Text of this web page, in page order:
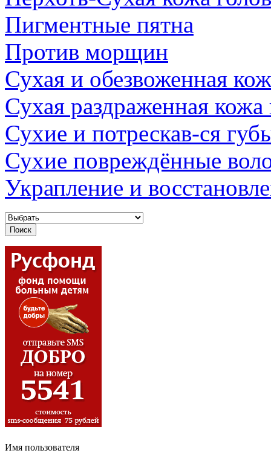
Пигментные пятна
Против морщин
Сухая и обезвоженная
Сухая раздраженная кожа
Сухие и потрескав-ся
Сухие повреждённые
Украпление и
Имя пользователя